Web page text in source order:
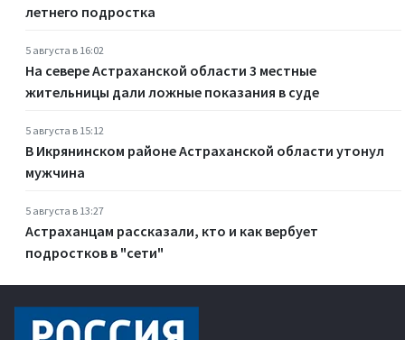
летнего подростка
5 августа в 16:02
На севере Астраханской области 3 местные
жительницы дали ложные показания в суде
5 августа в 15:12
В Икрянинском районе Астраханской области утонул
мужчина
5 августа в 13:27
Астраханцам рассказали, кто и как вербует
подростков в "сети"